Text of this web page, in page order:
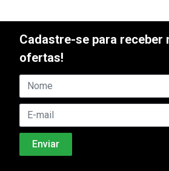
Cadastre-se para receber
ofertas!